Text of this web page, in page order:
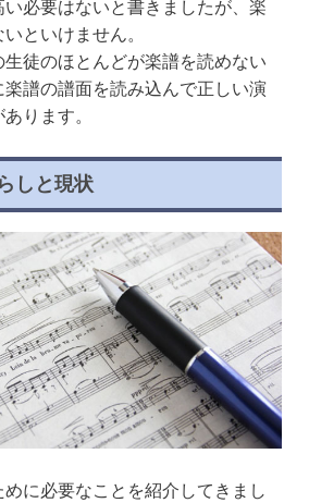
必要はないと書きましたが、楽
といけません。
生徒のほとんどが楽譜を読めない
譜の譜面を読み込んで正しい演
ります。
しと現状
めに必要なことを紹介してきまし